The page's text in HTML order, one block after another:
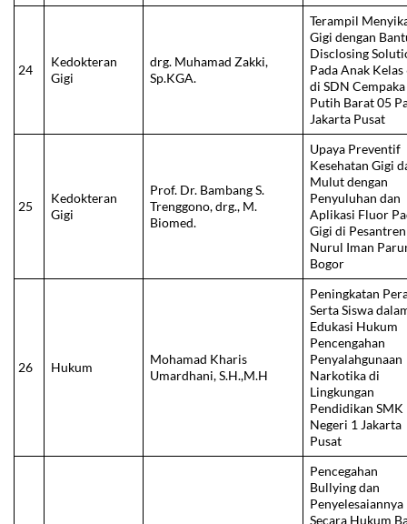
24
Kedokteran
Gigi
drg. Muhamad Zakki,
Sp.KGA.
Terampil
Gigi dengan
Disclosing
Pada Anak Kelas
di SDN Cempaka
Putih Barat 05
Jakarta Pusat
25
Kedokteran
Gigi
Prof. Dr. Bambang S.
Trenggono, drg., M.
Biomed.
Upaya Preventif
Kesehatan Gigi
Mulut dengan
Penyuluhan dan
Aplikasi Fluor
Gigi di Pesantren
Nurul Iman
Bogor
26 Hukum
Mohamad Kharis
Umardhani, S.H.,M.H
Peningkatan
Serta Siswa
Edukasi Hukum
Pencengahan
Penyalahgunaan
Narkotika di
Lingkungan
Pendidikan SMK
Negeri 1 Jakarta
Pusat
Pencegahan
Bullying dan
Penyelesaiannya
Secara Hukum